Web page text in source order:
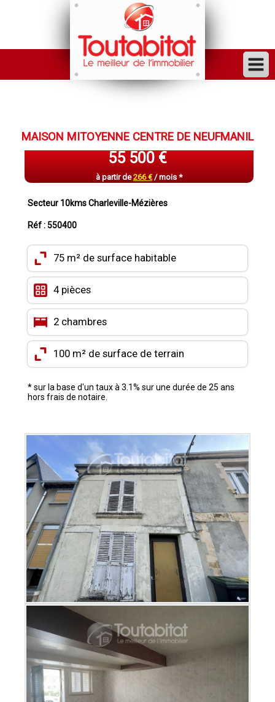
ACHETER
FINANCER
LOUER
VENDU
MON COMPTE
MES FAVORIS
MAISON MITOYENNE CENTRE DE NEUFMANIL
55 500 €
à partir de266 €/ mois *
Secteur 10kms Charleville-Mézières
Réf : 550400
75 m² de surface habitable
4 pièces
2 chambres
100 m² de surface de terrain
* sur la base d'un taux à 3.1% sur une durée de 25 ans
hors frais de notaire.